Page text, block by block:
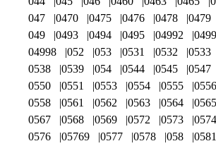
047
0470 0475 0476 0478 0479
049
0493 0494 0495 04992
04998
052 053 0531 0532 0533
0538
0539 054 0544 0545 0547
0550
0551 0553 0554 0555 0556
0558
0561 0562 0563 0564 0565
0567
0568 0569 0572 0573 0574
0576
05769 0577 0578 058 0581